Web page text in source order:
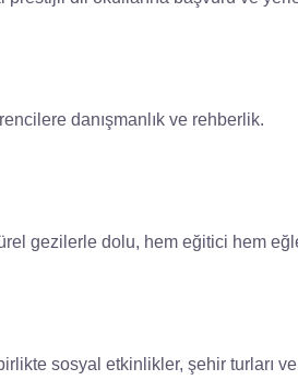
danışmanlık ve rehberlik.
gezilerle dolu, hem eğitici hem
sosyal etkinlikler, şehir turları